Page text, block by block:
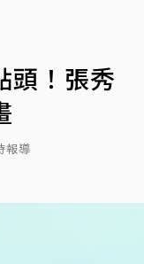
頭！張秀
報導